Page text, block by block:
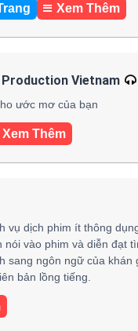
Xem Thêm
Vietnam
ước mơ của bạn
Xem Thêm
vụ dịch phim ít thông
nói vào phim và diễn đạt
sang ngôn ngữ của
bản lồng tiếng.